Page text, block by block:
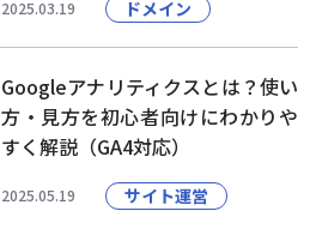
2025.03.19 ドメイン
Googleアナリティクスとは？使い
方・見方を初心者向けにわかりや
すく解説（GA4対応）
2025.05.19 サイト運営